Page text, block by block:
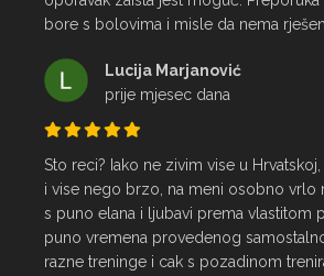
bore s bolovima i misle da nema
Lucija Marjanović
prije mjesec dana
Sto reci? Iako ne zivim vise u
i vise nego brzo, na meni osobno vrlo
s puno elana i ljubavi prema vlastitom
puno vremena provedenog
razne treninge i cak s pozadinom